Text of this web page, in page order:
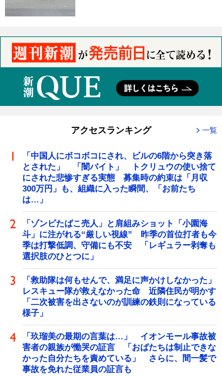
アクセスランキング 一覧
「中国人にボコボコにされ、ビルの6階から突き落
とされた」 「闇バイト」 トクリュウの使い捨て
にされた悲惨すぎる実態 募集時の約束は「月収
300万円」も、組織に入った瞬間、「お前たち
は…」
「ゾンビたばこ売人」と肩組みショット「小園海
斗」に注がれる“厳しい視線” 昨季の首位打者も今
季は打撃低調、守備にも不安 「レギュラー剥奪も
選択肢のひとつに」
「救助隊は何もせんで、満足に声かけしなかった」
レスキュー隊が救えなかった命 近隣住民が明かす
「二次被害を出さないのが訓練の鉄則になっている
様子」
「玖瑠美の最期の言葉は…」 イオンモール事故被
害者の親族が慟哭の証言 「おばたちは制止できな
かった自分たちを責めている」 さらに、間一髪で
事故を免れた従業員の証言も